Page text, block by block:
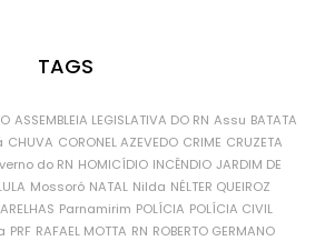
TAGS
ASSEMBLEIA LEGISLATIVA DO RN Assu BATATA
CHUVA CORONEL AZEVEDO CRIME CRUZETA
do RN HOMICÍDIO INCÊNDIO JARDIM DE
Mossoró NATAL Nilda NÉLTER QUEIROZ
Parnamirim POLÍCIA POLÍCIA CIVIL
PRF RAFAEL MOTTA RN ROBERTO GERMANO